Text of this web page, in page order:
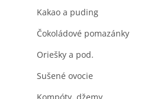
Kakao a puding
Čokoládové pomazánky
Oriešky a pod.
Sušené ovocie